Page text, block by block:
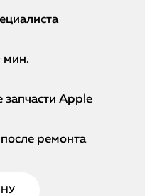
мин.
запчасти Apple
ремонта